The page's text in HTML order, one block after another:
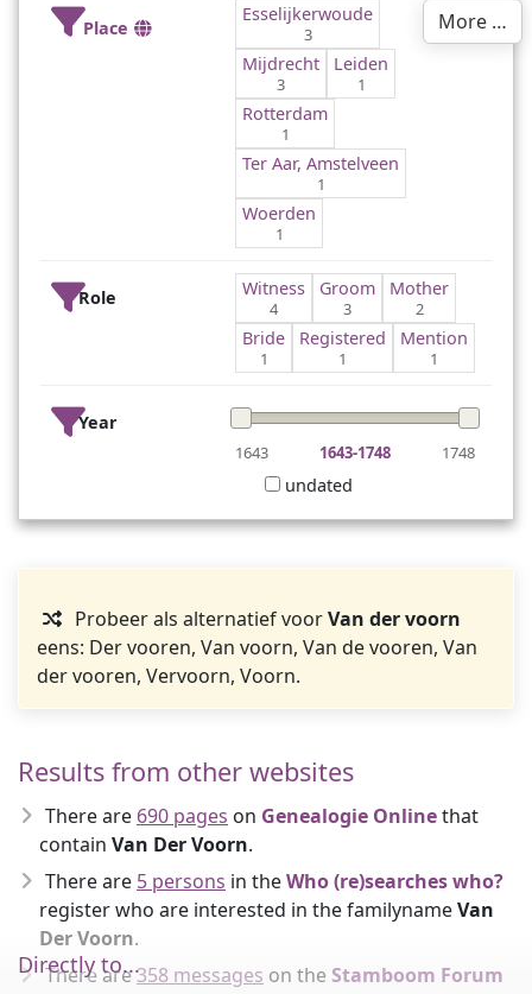
Place
Esselijkerwoude
3
Mijdrecht
3
Leiden
1
Rotterdam
1
Ter Aar, Amstelveen
1
Woerden
1
More …
Role Witness
4
Groom
3
Mother
2
Bride
1
Registered
1
Mention
1
Year
1643 1748
1643-1748
undated
Probeer als alternatief voorVan der voorn
eens: Der vooren, Van voorn, Van de vooren, Van
der vooren, Vervoorn, Voorn.
Results from other websites
There are 690 pages on Genealogie Onlinethat
contain Van Der Voorn.
There are 5 persons in theWho (re)searches who?
register who are interested in the familynameVan
Der Voorn.
There are358 messages on the Stamboom Forum
Directly to...